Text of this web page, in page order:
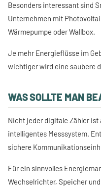
Besonders interessant sind
Unternehmen mit
Wärmepumpe oder Wallbox.
Je mehr Energieflüsse im
wichtiger wird eine saubere
WAS SOLLTE MAN
Nicht jeder digitale Zähler
intelligentes Messsystem.
sichere
Für ein sinnvolles
Wechselrichter, Speicher